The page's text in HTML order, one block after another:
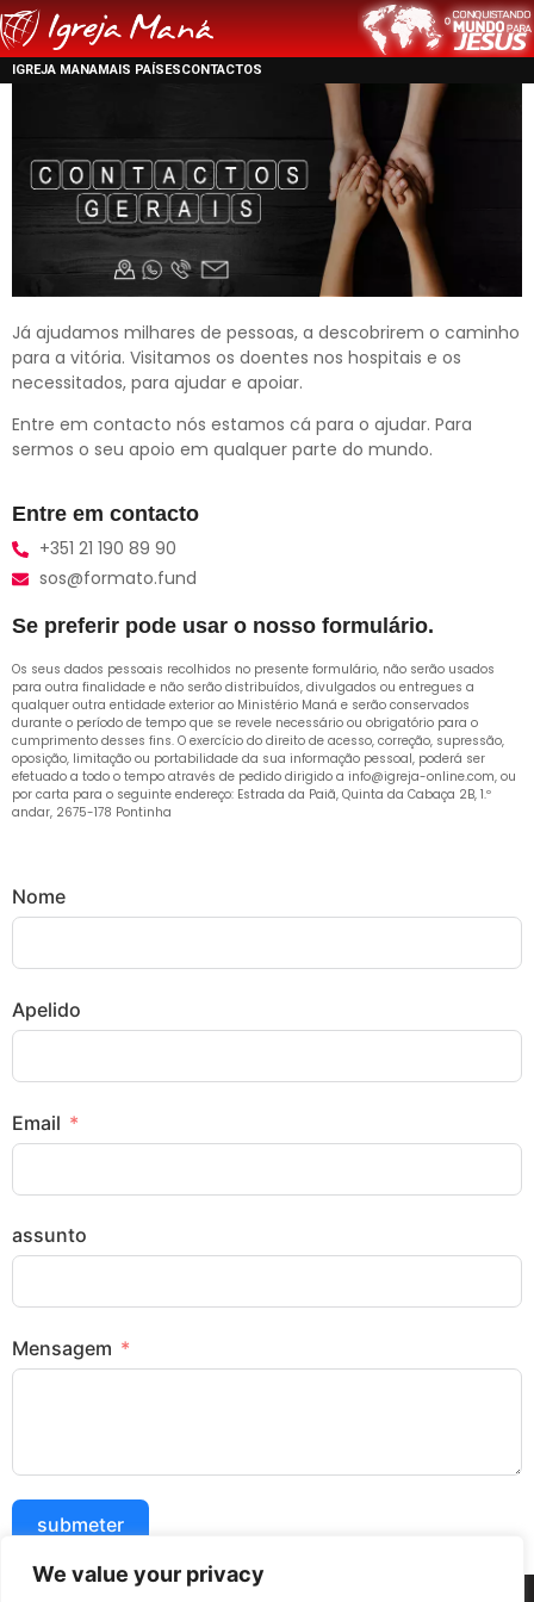
We value your privacy
IGREJA MANAMAIS PAÍSESCONTACTOS
Já ajudamos milhares de pessoas, a descobrirem o caminho
para a vitória. Visitamos os doentes nos hospitais e os
necessitados, para ajudar e apoiar.
Entre em contacto nós estamos cá para o ajudar. Para
sermos o seu apoio em qualquer parte do mundo.
Entre em contacto
+351 21 190 89 90
sos@formato.fund
Se preferir pode usar o nosso formulário.
Os seus dados pessoais recolhidos no presente formulário, não serão usados
para outra finalidade e não serão distribuídos, divulgados ou entregues a
qualquer outra entidade exterior ao Ministério Maná e serão conservados
durante o período de tempo que se revele necessário ou obrigatório para o
cumprimento desses fins. O exercício do direito de acesso, correção, supressão,
oposição, limitação ou portabilidade da sua informação pessoal, poderá ser
efetuado a todo o tempo através de pedido dirigido a info@igreja-online.com, ou
por carta para o seguinte endereço: Estrada da Paiã, Quinta da Cabaça 2B, 1.º
andar, 2675-178 Pontinha
Nome
Apelido
Email
assunto
Mensagem
submeter